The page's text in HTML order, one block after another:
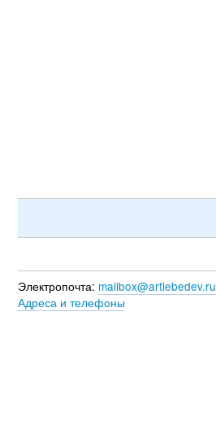
Электропочта: mailbox@artlebedev.ru
Адреса и телефоны